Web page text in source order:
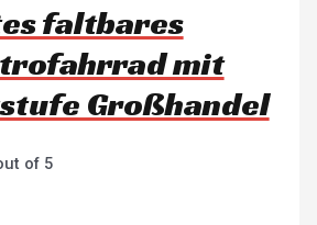
faltbares
mit
Großhandel
of 5